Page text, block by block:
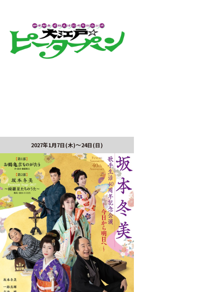
2027年1月7日(木)～24日(日)